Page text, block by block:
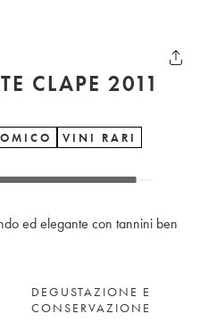
CLAPE 2011
VINI RARI
ed elegante con tannini ben
DEGUSTAZIONE E
CONSERVAZIONE